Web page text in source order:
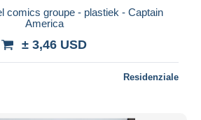
comics groupe - plastiek - Captain
America
± 3,46 USD
Residenziale